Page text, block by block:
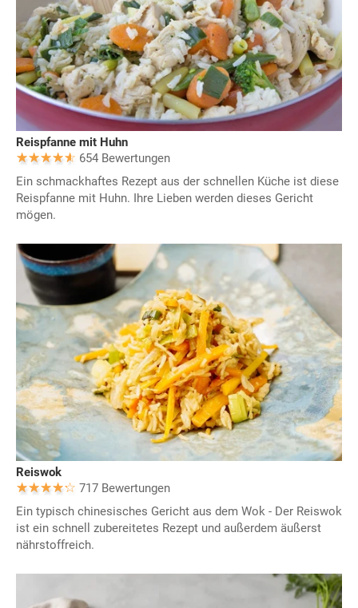
Reispfanne mit Huhn
654 Bewertungen
Ein schmackhaftes Rezept aus der schnellen Küche ist diese
Reispfanne mit Huhn. Ihre Lieben werden dieses Gericht
mögen.
Reiswok
717 Bewertungen
Ein typisch chinesisches Gericht aus dem Wok - Der Reiswok
ist ein schnell zubereitetes Rezept und außerdem äußerst
nährstoffreich.